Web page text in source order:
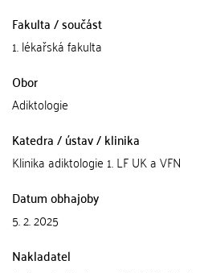
Fakulta / součást
1. lékařská fakulta
Obor
Adiktologie
Katedra / ústav / klinika
Klinika adiktologie 1. LF UK a VFN
Datum obhajoby
5. 2. 2025
Nakladatel